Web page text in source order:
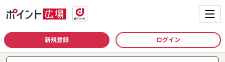
新規登録 ログイン